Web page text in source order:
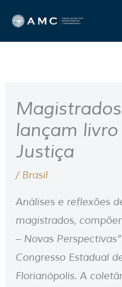
para
o
lançam
Justiça
/ Brasil
Análises e reflexões
magistrados,
– Novas
Congresso Estadual
Florianópolis. A